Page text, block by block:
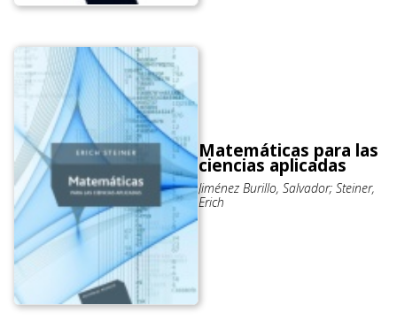
Matemáticas para las
ciencias aplicadas
Jiménez Burillo, Salvador; Steiner,
Erich